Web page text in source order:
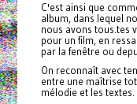
C'est ainsi que
album, dans lequel
nous avons tous.tes
pour un film, en
par la fenêtre ou
On reconnaît avec
entre une maîtrise
mélodie et les textes.